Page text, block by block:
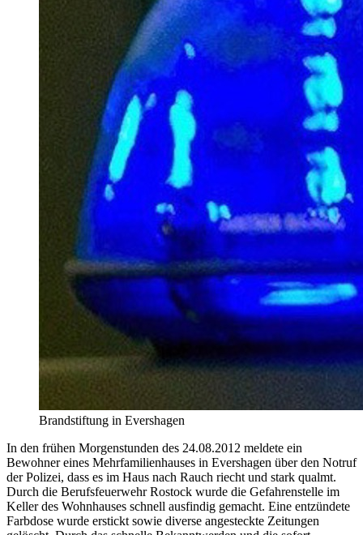
Brandstiftung in Evershagen
In den frühen Morgenstunden des 24.08.2012 meldete ein
Bewohner eines Mehrfamilienhauses in Evershagen über den Notruf
der Polizei, dass es im Haus nach Rauch riecht und stark qualmt.
Durch die Berufsfeuerwehr Rostock wurde die Gefahrenstelle im
Keller des Wohnhauses schnell ausfindig gemacht. Eine entzündete
Farbdose wurde erstickt sowie diverse angesteckte Zeitungen